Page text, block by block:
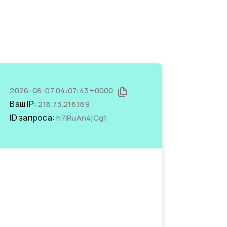
2026-08-07 04:07:43 +0000
Ваш IP:216.73.216.169
ID запроса:h7IRuAn4jCg1